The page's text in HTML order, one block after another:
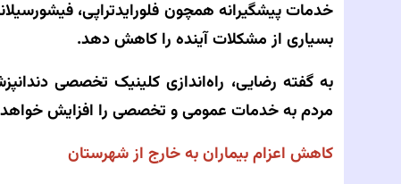
خدمات پیشگیرانه همچون فلورایدتراپی،
بسیاری از مشکلات آینده را کاهش دهد.
به گفته رضایی، راه‌اندازی کلینیک تخصصی
مردم به خدمات عمومی و تخصصی را افزایش خواهد
کاهش اعزام بیماران به خارج از شهرستان